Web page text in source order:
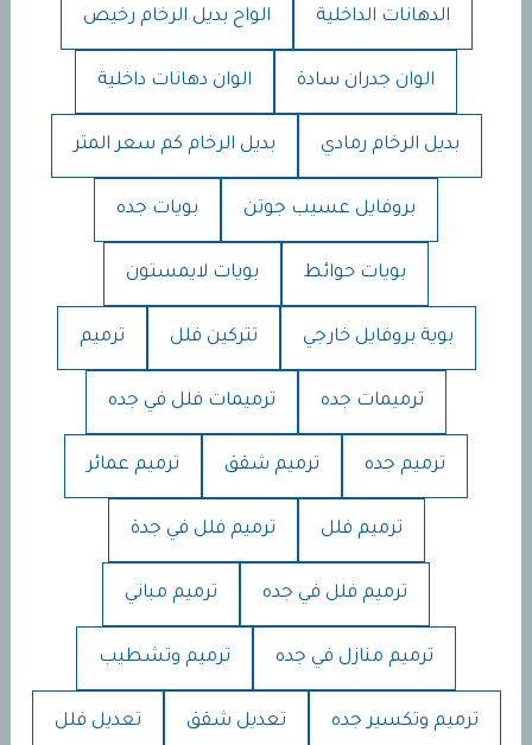
الدهانات الداخلية الواح بديل الرخام رخيص
الوان جدران سادة الوان دهانات داخلية
بديل الرخام رمادي بديل الرخام كم سعر المتر
بروفايل عسيب جوتن بويات جده
بويات حوائط بويات لايمستون
بوية بروفايل خارجي تتركين فلل ترميم
ترميمات جده ترميمات فلل في جده
ترميم جده ترميم شقق ترميم عمائر
ترميم فلل ترميم فلل في جدة
ترميم فلل في جده ترميم مباني
ترميم منازل في جده ترميم وتشطيب
ترميم وتكسير جده تعديل شقق تعديل فلل